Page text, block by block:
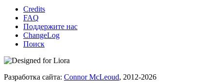
Credits
FAQ
Поддержите нас
ChangeLog
Поиск
Разработка сайта: Connor McLeoud, 2012-2026